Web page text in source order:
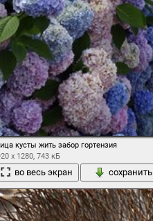
кусты жить забор гортензия
x 1280, 743 кБ
во весь экран сохранить